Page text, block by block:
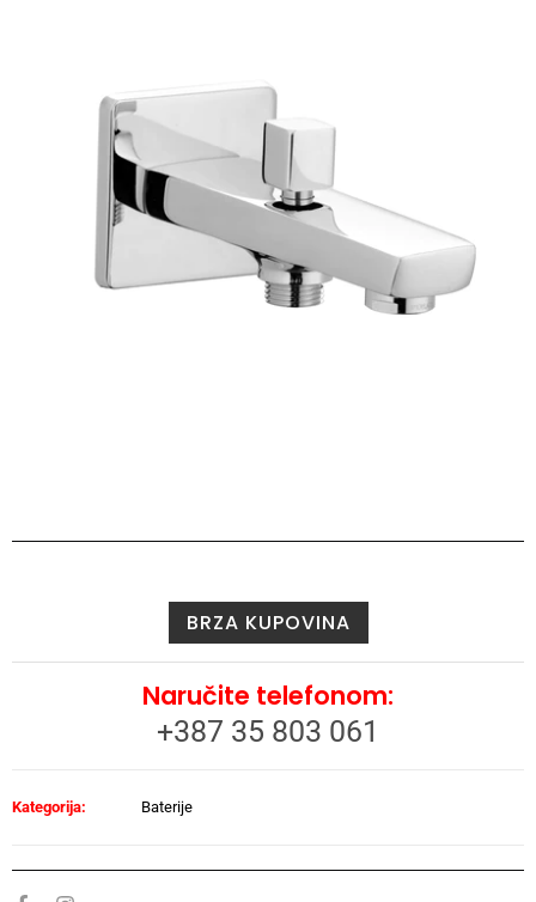
BRZA KUPOVINA
Naručite telefonom:
+387 35 803 061
Kategorija: Baterije